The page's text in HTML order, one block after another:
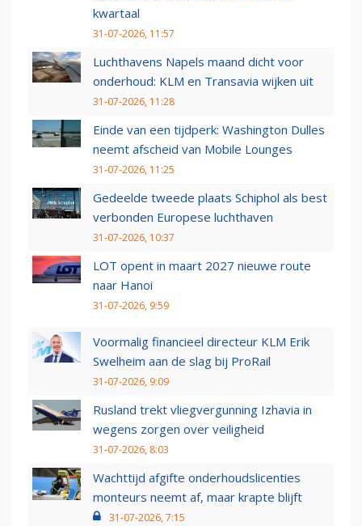
kwartaal
31-07-2026, 11:57
Luchthavens Napels maand dicht voor
onderhoud: KLM en Transavia wijken uit
31-07-2026, 11:28
Einde van een tijdperk: Washington Dulles
neemt afscheid van Mobile Lounges
31-07-2026, 11:25
Gedeelde tweede plaats Schiphol als best
verbonden Europese luchthaven
31-07-2026, 10:37
LOT opent in maart 2027 nieuwe route
naar Hanoi
31-07-2026, 9:59
Voormalig financieel directeur KLM Erik
Swelheim aan de slag bij ProRail
31-07-2026, 9:09
Rusland trekt vliegvergunning Izhavia in
wegens zorgen over veiligheid
31-07-2026, 8:03
Wachttijd afgifte onderhoudslicenties
monteurs neemt af, maar krapte blijft
31-07-2026, 7:15